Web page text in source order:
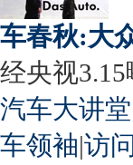
车春秋:大
经央视
汽车大讲堂
车领袖|访